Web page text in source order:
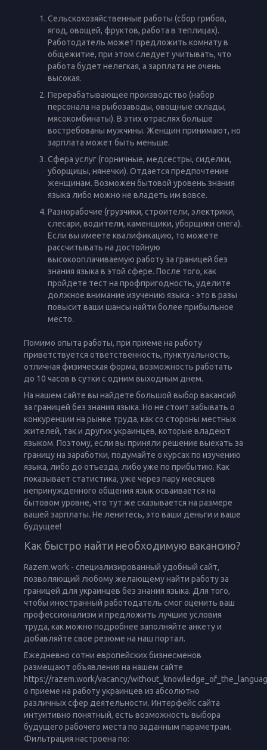
Сельскохозяйственные работы (сбор грибов,
ягод, овощей, фруктов, работа в теплицах).
Работодатель может предложить комнату в
общежитие, при этом следует учитывать, что
работа будет нелегкая, а зарплата не очень
высокая.
Перерабатывающее производство (набор
персонала на рыбозаводы, овощные склады,
мясокомбинаты). В этих отраслях больше
востребованы мужчины. Женщин принимают, но
зарплата может быть меньше.
Сфера услуг (горничные, медсестры, сиделки,
уборщицы, нянечки). Отдается предпочтение
женщинам. Возможен бытовой уровень знания
языка либо можно не владеть им вовсе.
Разнорабочие (грузчики, строители, электрики,
слесари, водители, каменщики, уборщики снега).
Если вы имеете квалификацию, то можете
рассчитывать на достойную
высокооплачиваемую работу за границей без
знания языка в этой сфере. После того, как
пройдете тест на профпригодность, уделите
должное внимание изучению языка - это в разы
повысит ваши шансы найти более прибыльное
место.
Помимо опыта работы, при приеме на работу
приветствуется ответственность, пунктуальность,
отличная физическая форма, возможность работать
до 10 часов в сутки с одним выходным днем.
На нашем сайте вы найдете большой выбор вакансий
за границей без знания языка. Но не стоит забывать о
конкуренции на рынке труда, как со стороны местных
жителей, так и других украинцев, которые владеют
языком. Поэтому, если вы приняли решение выехать за
границу на заработки, подумайте о курсах по изучению
языка, либо до отъезда, либо уже по прибытию. Как
показывает статистика, уже через пару месяцев
непринужденного общения язык осваивается на
бытовом уровне, что тут же сказывается на размере
вашей зарплаты. Не ленитесь, это ваши деньги и ваше
будущее!
Как быстро найти необходимую вакансию?
Razem.work - специализированный удобный сайт,
позволяющий любому желающему найти работу за
границей для украинцев без знания языка. Для того,
чтобы иностранный работодатель смог оценить ваш
профессионализм и предложить лучшие условия
труда, как можно подробнее заполняйте анкету и
добавляйте свое резюме на наш портал.
Ежедневно сотни европейских бизнесменов
размещают объявления на нашем сайте
https://razem.work/vacancy/
о приеме на работу украинцев из абсолютно
различных сфер деятельности. Интерфейс сайта
интуитивно понятный, есть возможность выбора
будущего рабочего места по заданным параметрам.
Фильтрация настроена по: